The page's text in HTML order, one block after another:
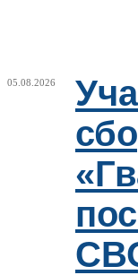
05.08.2026